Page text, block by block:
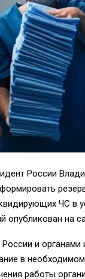
России
ЧС в
опубликован на
и органами
в
работы